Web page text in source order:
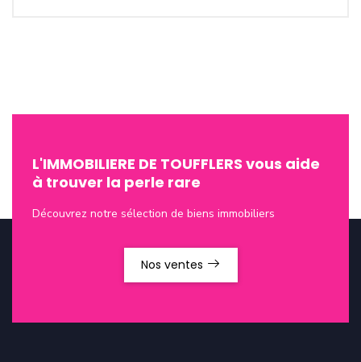
L'IMMOBILIERE DE TOUFFLERS vous aide
à trouver la perle rare
Découvrez notre sélection de biens immobiliers
Nos ventes